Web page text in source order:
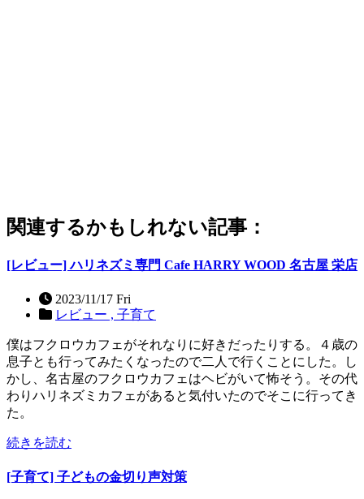
関連するかもしれない記事：
[レビュー] ハリネズミ専門 Cafe HARRY WOOD 名古屋 栄店
2023/11/17 Fri
レビュー , 子育て
僕はフクロウカフェがそれなりに好きだったりする。４歳の
息子とも行ってみたくなったので二人で行くことにした。し
かし、名古屋のフクロウカフェはヘビがいて怖そう。その代
わりハリネズミカフェがあると気付いたのでそこに行ってき
た。
続きを読む
[子育て] 子どもの金切り声対策